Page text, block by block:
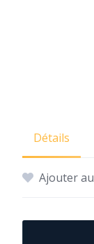
Détails
Ajouter